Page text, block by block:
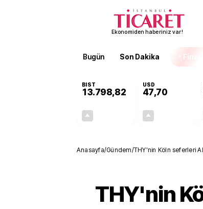
Ekonomiden haberiniz var!
Bugün Son Dakika Finans
BIST
13.798,82
USD
47,70
Anasayfa/Gündem/THY'nin Köln seferleri
THY'nin